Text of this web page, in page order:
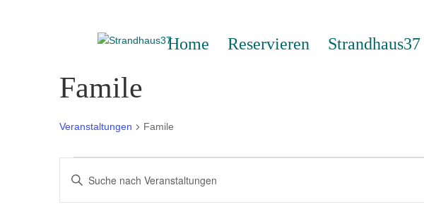
Home Reservieren Strandhaus37
Famile
Veranstaltungen Famile
Veranstaltungen
Suche
und
Bitte
eingeben.